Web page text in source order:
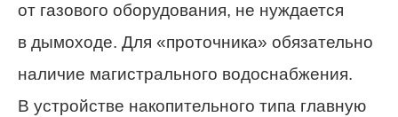
от газового оборудования, не нуждается
в дымоходе. Для «проточника» обязательно
наличие магистрального водоснабжения.
В устройстве накопительного типа главную